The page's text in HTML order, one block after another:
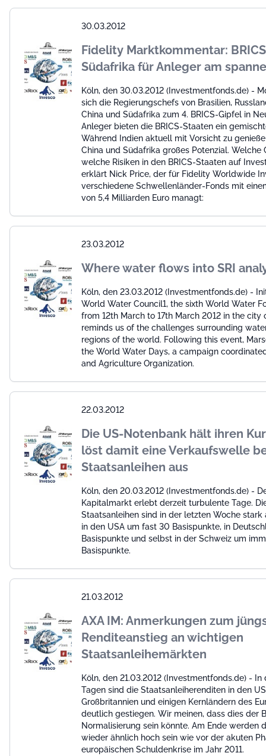
30.03.2012
Fidelity Marktkommentar:
Südafrika für Anleger am
Köln, den 30.03.2012 (Investmentfonds.de) -
sich die Regierungschefs von Brasilien,
China und Südafrika zum 4. BRICS-Gipfel in
Anleger bieten die BRICS-Staaten ein
Während Indien aktuell mit Vorsicht zu
China und Südafrika großes Potenzial. Welche
welche Risiken in den BRICS-Staaten auf
erklärt Nick Price, der für Fidelity Worldwide
verschiedene Schwellenländer-Fonds mit
von 5,4 Milliarden Euro managt:
23.03.2012
Where water flows into SRI
Köln, den 23.03.2012 (Investmentfonds.de) -
World Water Council1, the sixth World Water
from 12th March to 17th March 2012 in the city
reminds us of the challenges surrounding
regions of the world. Following this event,
the World Water Days, a campaign
and Agriculture Organization.
22.03.2012
Die US-Notenbank hält ihren
löst damit eine Verkaufswelle
Staatsanleihen aus
Köln, den 20.03.2012 (Investmentfonds.de) -
Kapitalmarkt erlebt derzeit turbulente Tage.
Staatsanleihen sind in der letzten Woche stark
in den USA um fast 30 Basispunkte, in
Basispunkte und selbst in der Schweiz um
Basispunkte.
21.03.2012
AXA IM: Anmerkungen zum
Renditeanstieg an wichtigen
Staatsanleihemärkten
Köln, den 21.03.2012 (Investmentfonds.de) - In
Tagen sind die Staatsanleiherenditen in den
Großbritannien und einigen Kernländern des
deutlich gestiegen. Wir meinen, dass dies der
Normalisierung sein könnte. Am Ende werden
wieder ähnlich hoch sein wie vor der akuten
europäischen Schuldenkrise im Jahr 2011.